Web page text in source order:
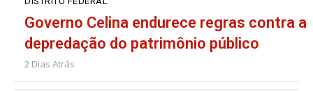
Governo Celina endurece regras contra a
depredação do patrimônio público
2 Dias Atrás